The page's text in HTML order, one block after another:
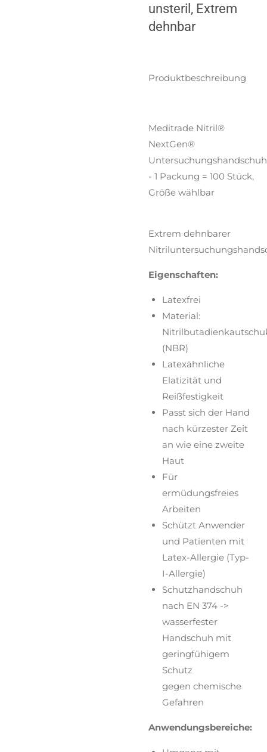
unsteril, Extrem
dehnbar
Produktbeschreibung
Meditrade Nitril®
NextGen®
Untersuchungshandschuh
- 1 Packung = 100 Stück,
Größe wählbar
Extrem dehnbarer
Eigenschaften:
Latexfrei
Material:
(NBR)
Latexähnliche
Elatizität und
Reißfestigkeit
Passt sich der Hand
nach kürzester Zeit
an wie eine zweite
Haut
Für
ermüdungsfreies
Arbeiten
Schützt Anwender
und Patienten mit
Latex-Allergie (Typ-
I-Allergie)
Schutzhandschuh
nach EN 374 ->
wasserfester
Handschuh mit
geringfühigem
Schutz
gegen chemische
Gefahren
Anwendungsbereiche: